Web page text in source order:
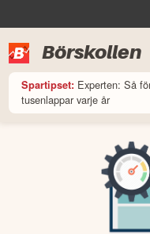
Börskollen
Spartipset: Experten: Så
tusenlappar varje år